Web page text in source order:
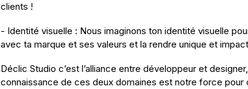
clients !
- Identité visuelle : Nous imaginons ton identité visuelle
avec ta marque et ses valeurs et la rendre unique et
Déclic Studio c’est l’alliance entre développeur et
connaissance de ces deux domaines est notre force pour